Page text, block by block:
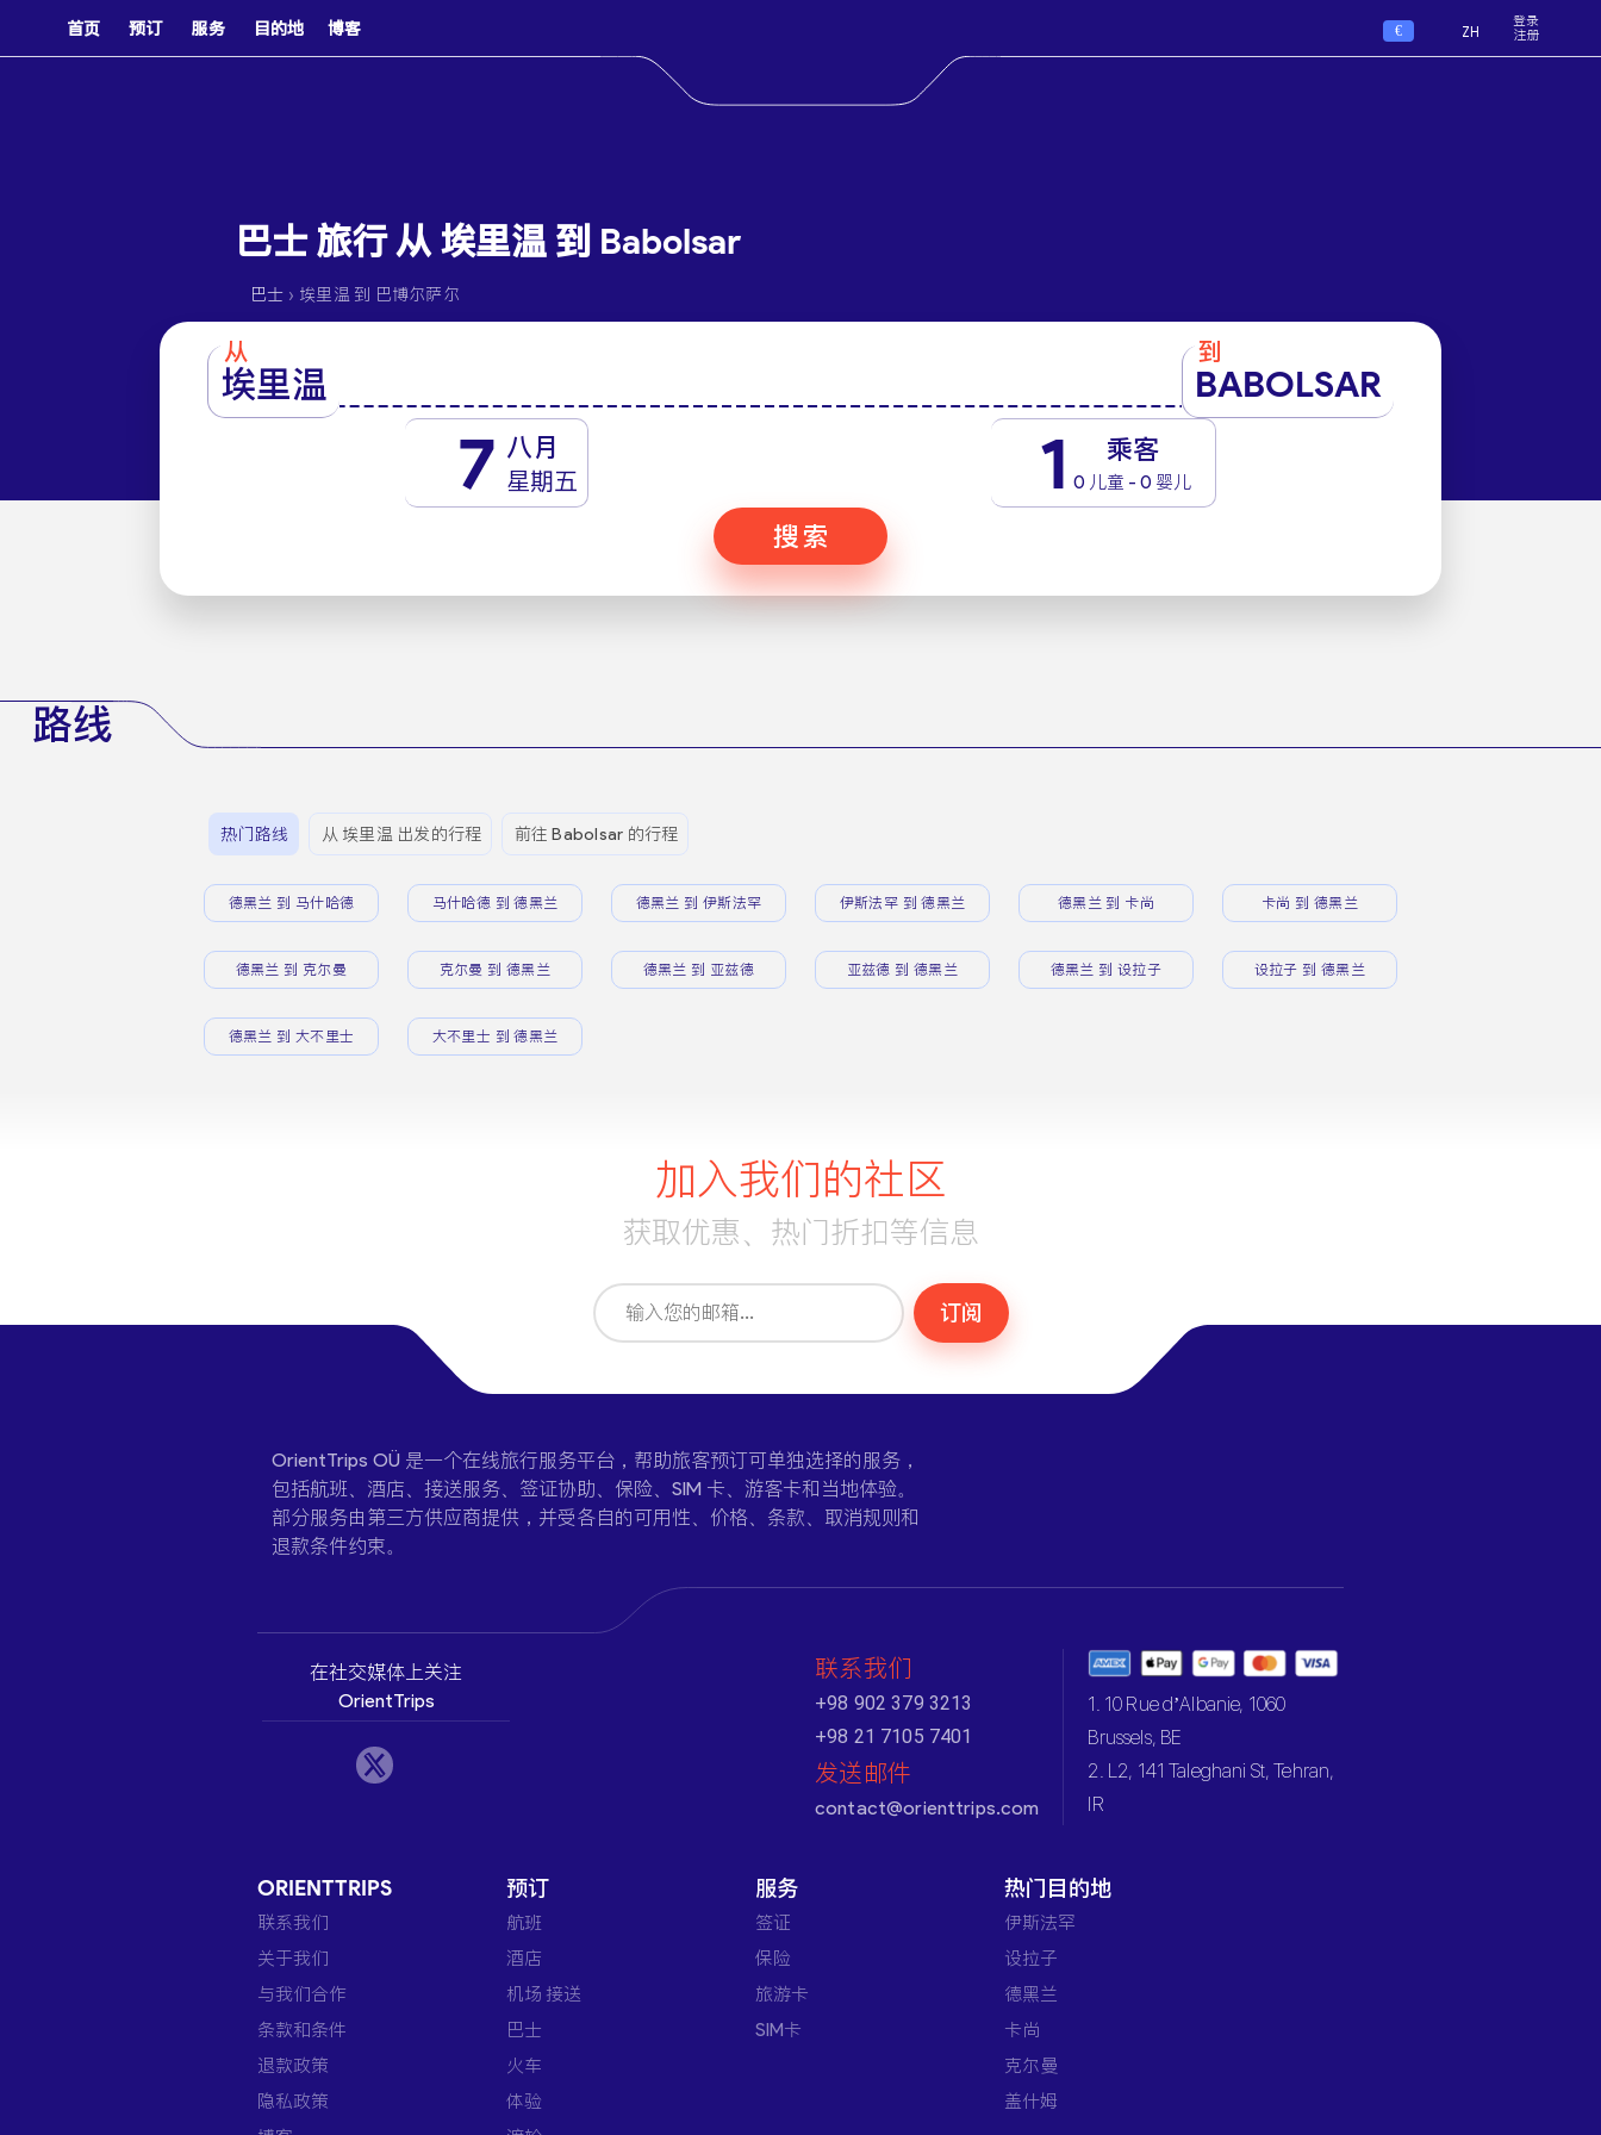
首页 预订 服务 目的地 博客 € ZH
登录
注册
巴士 旅行 从 埃里温 到 Babolsar
巴士 › 埃里温 到 巴博尔萨尔
从
埃里温
到
BABOLSAR
7 八月
星期五 1 乘客
0 儿童 - 0 婴儿
搜索
路线
热门路线 从 埃里温 出发的行程 前往 Babolsar 的行程
德黑兰 到 马什哈德 马什哈德 到 德黑兰 德黑兰 到 伊斯法罕 伊斯法罕 到 德黑兰 德黑兰 到 卡尚 卡尚 到 德黑兰
德黑兰 到 克尔曼 克尔曼 到 德黑兰 德黑兰 到 亚兹德 亚兹德 到 德黑兰 德黑兰 到 设拉子 设拉子 到 德黑兰
德黑兰 到 大不里士 大不里士 到 德黑兰
加入我们的社区
获取优惠、热门折扣等信息
订阅
OrientTrips OÜ 是一个在线旅行服务平台，帮助旅客预订可单独选择的服务，
包括航班、酒店、接送服务、签证协助、保险、SIM 卡、游客卡和当地体验。
部分服务由第三方供应商提供，并受各自的可用性、价格、条款、取消规则和
退款条件约束。
在社交媒体上关注
OrientTrips
联系我们
+98 902 379 3213
+98 21 7105 7401
发送邮件
contact@orienttrips.com
1. 10 Rue d’Albanie, 1060
Brussels, BE
2. L2, 141 Taleghani St, Tehran,
IR
ORIENTTRIPS
联系我们
关于我们
与我们合作
条款和条件
退款政策
隐私政策
预订
航班
酒店
机场 接送
巴士
火车
体验
服务
签证
保险
旅游卡
SIM卡
热门目的地
伊斯法罕
设拉子
德黑兰
卡尚
克尔曼
盖什姆